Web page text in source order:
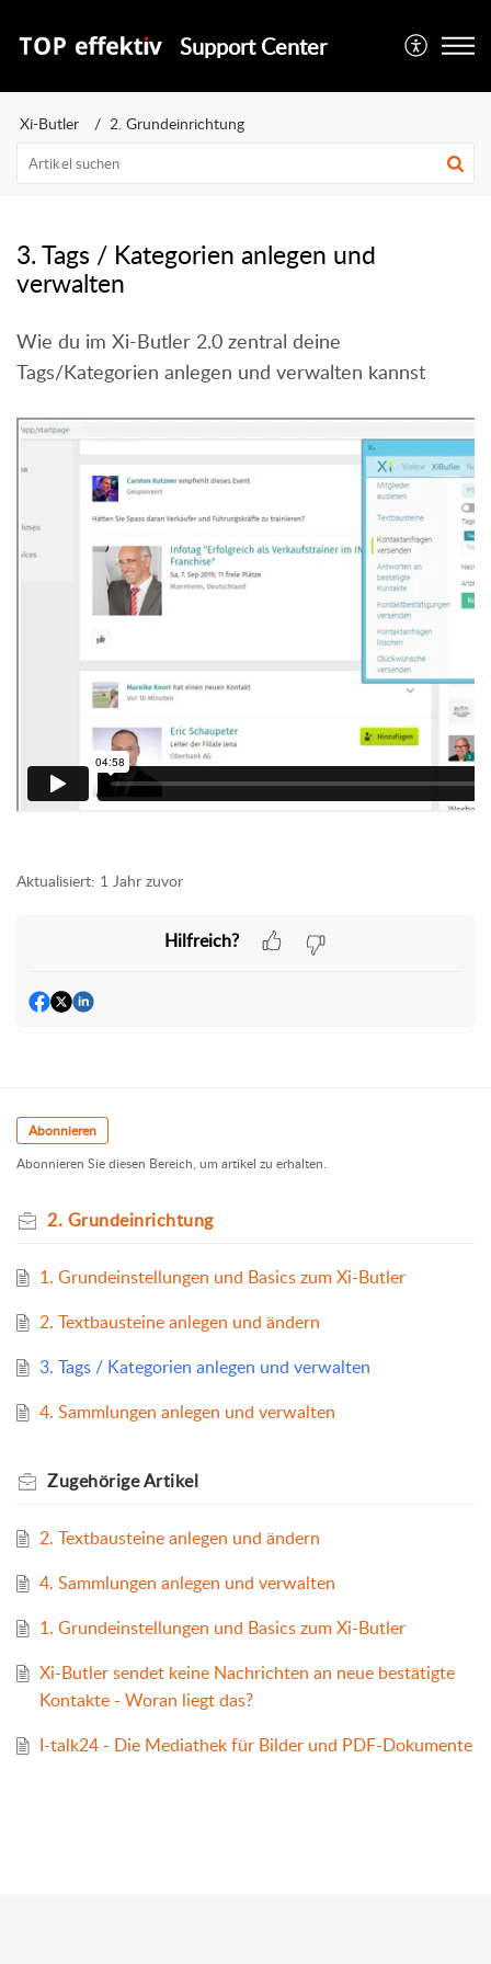
Support Center
Xi-Butler 2. Grundeinrichtung
3. Tags / Kategorien anlegen und
verwalten
Wie du im Xi-Butler 2.0 zentral deine
Tags/Kategorien anlegen und verwalten kannst
Aktualisiert: 1 Jahr zuvor
Hilfreich?
Abonnieren
Abonnieren Sie diesen Bereich, um artikel zu erhalten.
2. Grundeinrichtung
1. Grundeinstellungen und Basics zum Xi-Butler
2. Textbausteine anlegen und ändern
3. Tags / Kategorien anlegen und verwalten
4. Sammlungen anlegen und verwalten
ZugehörigeArtikel
2. Textbausteine anlegen und ändern
4. Sammlungen anlegen und verwalten
1. Grundeinstellungen und Basics zum Xi-Butler
Xi-Butler sendet keine Nachrichten an neue bestätigte
Kontakte - Woran liegt das?
I-talk24 - Die Mediathek für Bilder und PDF-Dokumente